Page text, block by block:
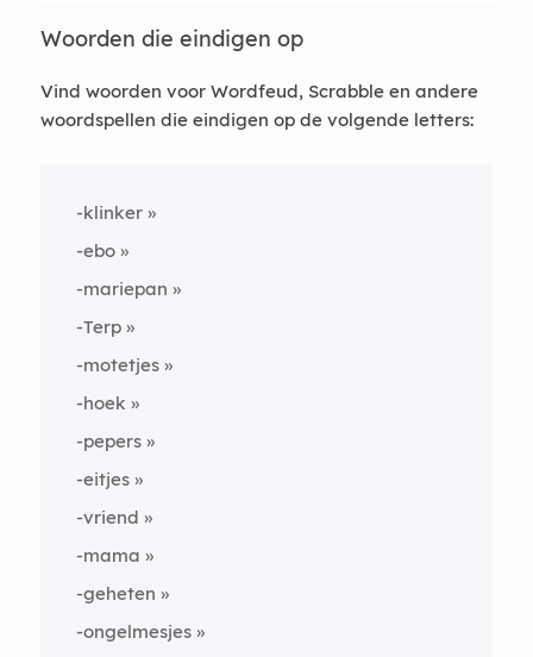
Woorden die eindigen op
Vind woorden voor Wordfeud, Scrabble en andere
woordspellen die eindigen op de volgende letters:
-klinker
-ebo
-mariepan
-Terp
-motetjes
-hoek
-pepers
-eitjes
-vriend
-mama
-geheten
-ongelmesjes